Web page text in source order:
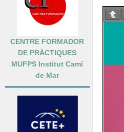
CENTRE FORMADOR
DE PRÀCTIQUES
MUFPS Institut Camí
de Mar